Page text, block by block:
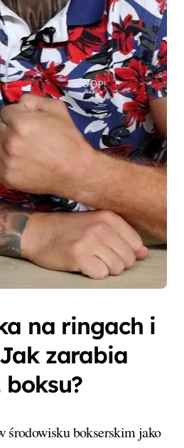
na ringach i
zarabia
boksu?
środowisku bokserskim jako